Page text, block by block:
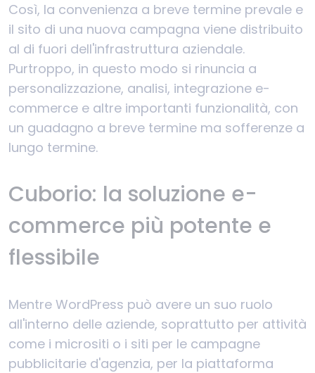
Così, la convenienza a breve termine prevale e
il sito di una nuova campagna viene distribuito
al di fuori dell'infrastruttura aziendale.
Purtroppo, in questo modo si rinuncia a
personalizzazione, analisi, integrazione e-
commerce e altre importanti funzionalità, con
un guadagno a breve termine ma sofferenze a
lungo termine.
Cuborio: la soluzione e-
commerce più potente e
flessibile
Mentre WordPress può avere un suo ruolo
all'interno delle aziende, soprattutto per attività
come i micrositi o i siti per le campagne
pubblicitarie d'agenzia, per la piattaforma